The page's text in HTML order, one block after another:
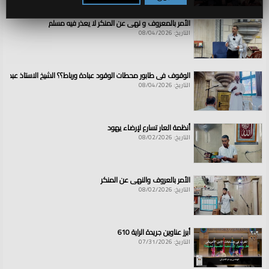
الأمر بالمعروف و نهي عن المنكر لا يعذر فيه مسلم
التاريخ: 08/04/2026
الوقوف في طابور محطات الوقود عبادة ورباط؟؟ الشيخ الاستاذ عبد
التاريخ: 08/04/2026
أنظمة العار تسارع لإرضاء يهود
التاريخ: 08/02/2026
الأمر بالعروف والنهي عن المنكر
التاريخ: 08/02/2026
أبرز عناوين جريدة الراية 610
التاريخ: 07/31/2026